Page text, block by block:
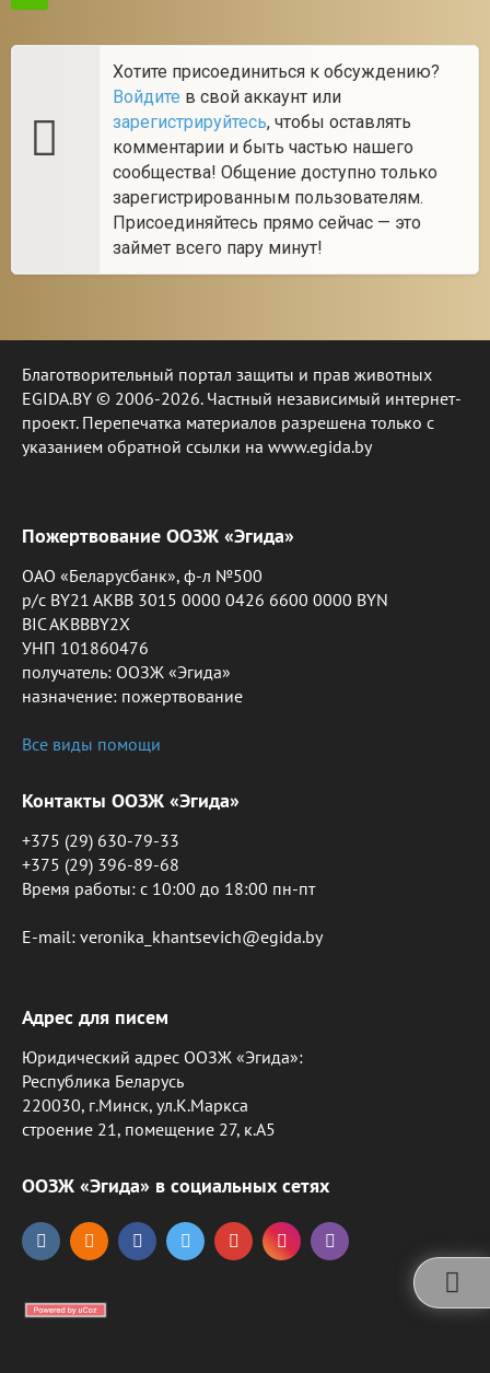
Хотите присоединиться к обсуждению?
Войдите в свой аккаунт или
зарегистрируйтесь, чтобы оставлять
комментарии и быть частью нашего
сообщества! Общение доступно только
зарегистрированным пользователям.
Присоединяйтесь прямо сейчас — это
займет всего пару минут!
Благотворительный портал защиты и прав животных
EGIDA.BY © 2006-2026. Частный независимый интернет-
проект. Перепечатка материалов разрешена только с
указанием обратной ссылки на www.egida.by
Пожертвование ООЗЖ «Эгида»
ОАО «Беларусбанк», ф-л №500
р/с BY21 AKBB 3015 0000 0426 6600 0000 BYN
BIC AKBBBY2X
УНП 101860476
получатель: ООЗЖ «Эгида»
назначение: пожертвование
Все виды помощи
Контакты ООЗЖ «Эгида»
+375 (29) 630-79-33
+375 (29) 396-89-68
Время работы: c 10:00 до 18:00 пн-пт
E-mail: veronika_khantsevich@egida.by
Адрес для писем
Юридический адрес ООЗЖ «Эгида»:
Республика Беларусь
220030, г.Минск, ул.К.Маркса
строение 21, помещение 27, к.А5
ООЗЖ «Эгида» в социальных сетях